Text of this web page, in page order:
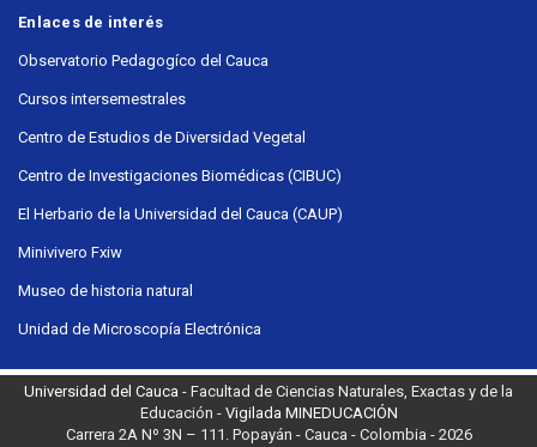
Enlaces de interés
Observatorio Pedagogíco del Cauca
Cursos intersemestrales
Centro de Estudios de Diversidad Vegetal
Centro de Investigaciones Biomédicas (CIBUC)
El Herbario de la Universidad del Cauca (CAUP)
Minivivero Fxiw
Museo de historia natural
Unidad de Microscopía Electrónica
Universidad del Cauca - Facultad de Ciencias Naturales, Exactas y de la
Educación - Vigilada MINEDUCACIÓN
Carrera 2A Nº 3N – 111. Popayán - Cauca - Colombia - 2026